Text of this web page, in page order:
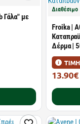
Γάλα" με
Διαθέσιμο
Froika |
Δέρμα |
13.90€